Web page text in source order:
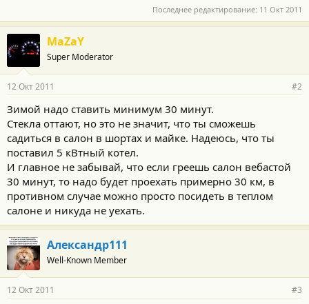
Последнее редактирование: 11 Окт 2011
MaZaY
Super Moderator
12 Окт 2011 #2
Зимой надо ставить минимум 30 минут.
Стекла оттают, но это не значит, что ты сможешь
садиться в салон в шортах и майке. Надеюсь, что ты
поставил 5 кВтный котел.
И главное не забывай, что если греешь салон вебастой
30 минут, то надо будет проехать примерно 30 км, в
противном случае можно просто посидеть в теплом
салоне и никуда не уехать.
Александр111
Well-Known Member
12 Окт 2011 #3